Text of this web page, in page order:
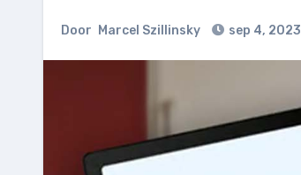
Door Marcel Szillinsky sep 4, 2023